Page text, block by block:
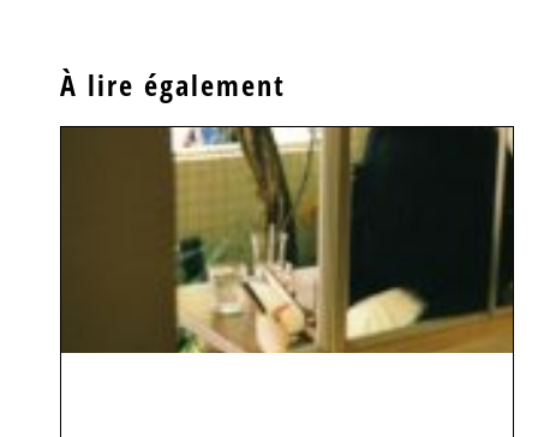
À lire également